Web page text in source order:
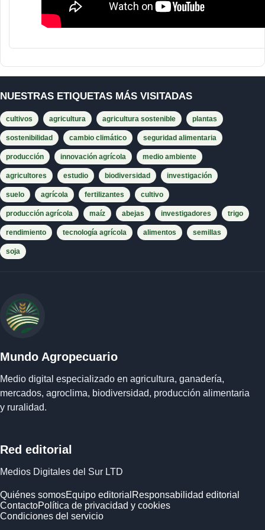
NUESTRAS ETIQUETAS MÁS VISITADAS
cultivos agricultura agricultura sostenible plantas
sostenibilidad cambio climático seguridad alimentaria
producción innovación agrícola medio ambiente
agricultores estudio biodiversidad investigación
suelo agrícola fertilizantes cultivo
producción agrícola maíz abejas investigadores trigo
rendimiento tecnología agrícola alimentos semillas
soja
Mundo Agropecuario
Medio digital especializado en agricultura, ganadería,
mercados, agroclima, biodiversidad, producción alimentaria
y ruralidad.
Red editorial
Medios Digitales del Sur LTD
Quiénes somosEquipo editorial Responsabilidad editorial
ContactoPolítica de privacidad y cookies
Condiciones del servicio